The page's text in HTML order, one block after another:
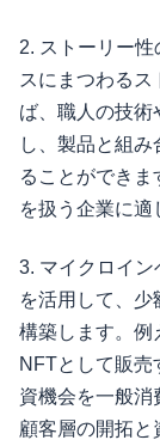
2. ストーリー
スにまつわるス
ば、職人の技
し、製品と組
ることができ
を扱う企業に適
3. マイクロイ
を活用して、
構築します。例
NFTとして販売
資機会を一般消
顧客層の開拓と